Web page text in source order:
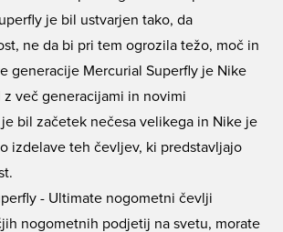
je bil ustvarjen tako, da
ne da bi pri tem ogrozila težo, moč in
generacije Mercurial Superfly je Nike
z več generacijami in novimi
bil začetek nečesa velikega in Nike je
izdelave teh čevljev, ki predstavljajo
- Ultimate nogometni čevlji
nogometnih podjetij na svetu, morate